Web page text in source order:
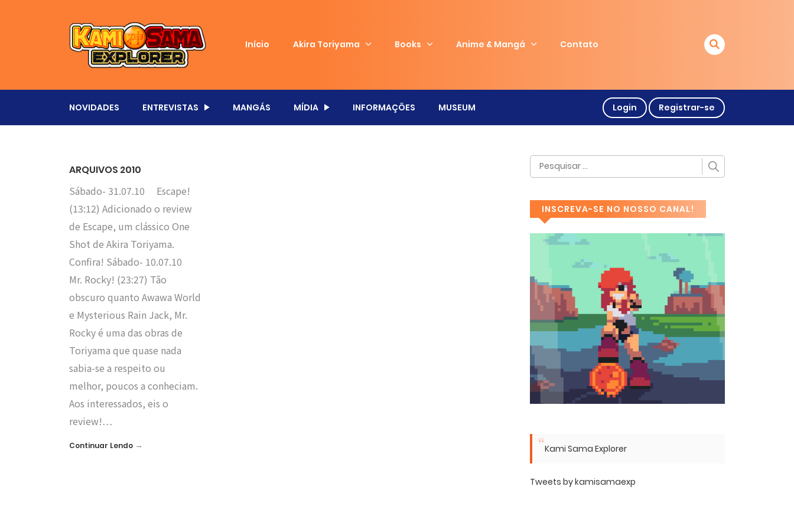
Início Akira Toriyama Books Anime & Mangá Contato
NOVIDADES ENTREVISTAS MANGÁS MÍDIA INFORMAÇÕES MUSEUM Login Registrar-se
ARQUIVOS 2010
Sábado- 31.07.10 Escape!
(13:12) Adicionado o review
de Escape, um clássico One
Shot de Akira Toriyama.
Confira! Sábado- 10.07.10
Mr. Rocky! (23:27) Tão
obscuro quanto Awawa World
e Mysterious Rain Jack, Mr.
Rocky é uma das obras de
Toriyama que quase nada
sabia-se a respeito ou
melhor, poucos a conheciam.
Aos interessados, eis o
review!…
Continuar Lendo →
INSCREVA-SE NO NOSSO CANAL!
Kami Sama Explorer
Tweets by kamisamaexp